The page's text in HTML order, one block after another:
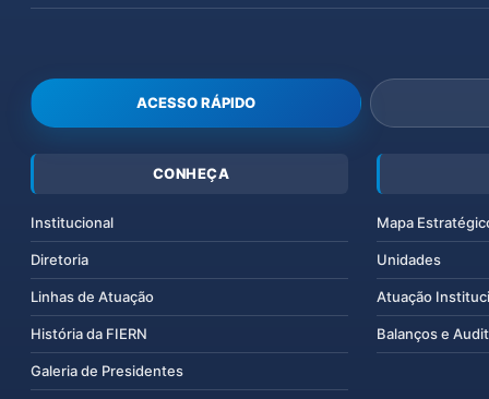
ACESSO RÁPIDO
CONHEÇA
Institucional
Diretoria
Linhas de Atuação
História da FIERN
Galeria de Presidentes
Mapa
Unidades
Atuação
Balanços e